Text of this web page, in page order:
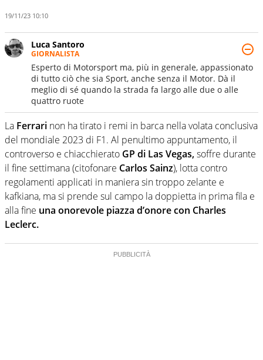
19/11/23 10:10
Luca Santoro
GIORNALISTA
Esperto di Motorsport ma, più in generale, appassionato
di tutto ciò che sia Sport, anche senza il Motor. Dà il
meglio di sé quando la strada fa largo alle due o alle
quattro ruote
La Ferrari non ha tirato i remi in barca nella volata conclusiva
del mondiale 2023 di F1. Al penultimo appuntamento, il
controverso e chiacchierato GP di Las Vegas,soffre durante
il fine settimana (citofonare Carlos Sainz), lotta contro
regolamenti applicati in maniera sin troppo zelante e
kafkiana, ma si prende sul campo la doppietta in prima fila e
alla fine una onorevole piazza d’onore con Charles
Leclerc.